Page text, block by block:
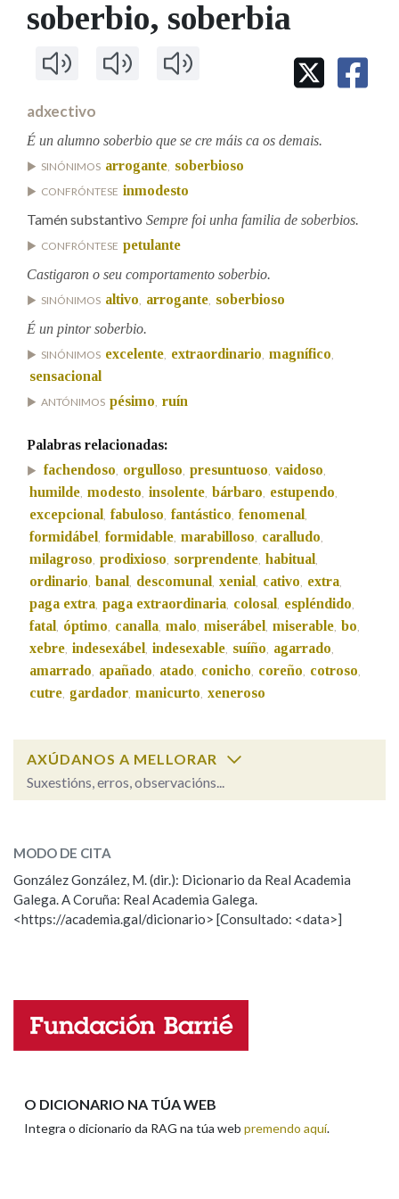
IDENTIDADE CORPORATIVA
MARCIAL DEL ADALID
CASA-MUSEO EMILIA PARDO
BAZÁN
FIGURAS HOMENAXEADAS
HISTORIA
PORTAL DAS PALABRAS
Facebook
TwitterYoutubeInstagram
Bluesky
BUSCAR NOS LEMAS
Comeza por
Contén
BUSCAR NO CONTIDO
Nos exemplos
Na fraseoloxía
OUTRAS OPCIÓNS DE BUSCA
Marcas gramaticais
Pertence a
soberbio, soberbia
adxectivo
É un alumno soberbio que se cre máis ca os demais.
SINÓNIMOS arrogante, soberbioso
CONFRÓNTESE inmodesto
Tamén substantivo Sempre foi unha familia de soberbios.
CONFRÓNTESE petulante
Castigaron o seu comportamento soberbio.
SINÓNIMOS altivo, arrogante, soberbioso
É un pintor soberbio.
SINÓNIMOS excelente, extraordinario, magnífico,
sensacional
ANTÓNIMOS pésimo, ruín
Palabras relacionadas:
fachendoso, orgulloso, presuntuoso, vaidoso,
humilde, modesto, insolente, bárbaro, estupendo,
excepcional , fabuloso, fantástico, fenomenal ,
formidábel , formidable, marabilloso, caralludo,
milagroso, prodixioso, sorprendente, habitual ,
ordinario, banal , descomunal , xenial , cativo, extra,
paga extra, paga extraordinaria, colosal , espléndido,
fatal , óptimo, canalla, malo, miserábel , miserable, bo,
xebre, indesexábel , indesexable, suíño, agarrado,
amarrado, apañado, atado, conicho, coreño, cotroso,
cutre, gardador, manicurto, xeneroso
AXÚDANOS A MELLORAR
Suxestións, erros, observacións...
ESCOLLE UNHA OPCIÓN:
Observación Hai un erro na palabra
Propoño mellorar a definición
Nome
MODO DE CITA
González González, M. (dir.): Dicionario da Real Academia
Galega. A Coruña: Real Academia Galega.
<https://academia.gal/dicionario> [Consultado: <data>]
O DICIONARIO NA TÚA WEB
Integra o dicionario da RAG na túa web premendo aquí.